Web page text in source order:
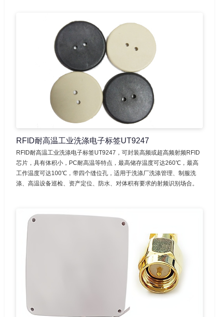
RFID耐高温工业洗涤电子标签UT9247
RFID耐高温工业洗涤电子标签UT9247，可封装高频或超高频射频RFID
芯片，具有体积小，PC耐高温等特点，最高储存温度可达260℃，最高
工作温度可达100℃，带四个缝位孔，适用于洗涤厂洗涤管理、制服洗
涤、高温设备巡检、资产定位、防水、对体积有要求的射频识别场合。